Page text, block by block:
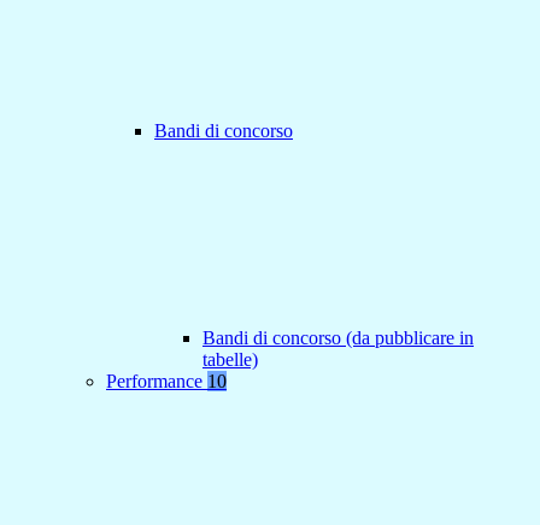
Bandi di concorso
Bandi di concorso (da pubblicare in
tabelle)
Performance 10